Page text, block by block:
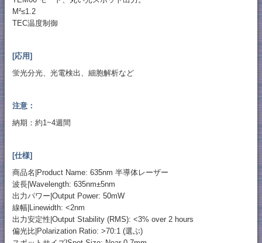
M²≤1.2
TEC温度制御
[応用]
蛍光分光、光電検出、細胞解析など
注意：
納期：約1~4週間
[仕様]
商品名|Product Name: 635nm 半導体レーザー
波長|Wavelength: 635nm±5nm
出力パワー|Output Power: 50mW
線幅|Linewidth: <2nm
出力安定性|Output Stability (RMS): <3% over 2 hours
偏光比|Polarization Ratio: >70:1 (選ぶ)